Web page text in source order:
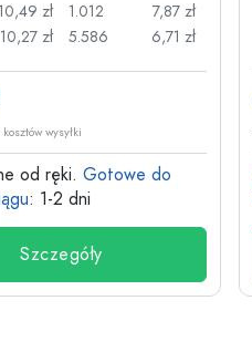
10,49 zł
10,27 zł
1.012
7,87 zł
5.586
6,71 zł
wysyłki
od ręki. Gotowe do
: 1-2 dni
Szczegóły